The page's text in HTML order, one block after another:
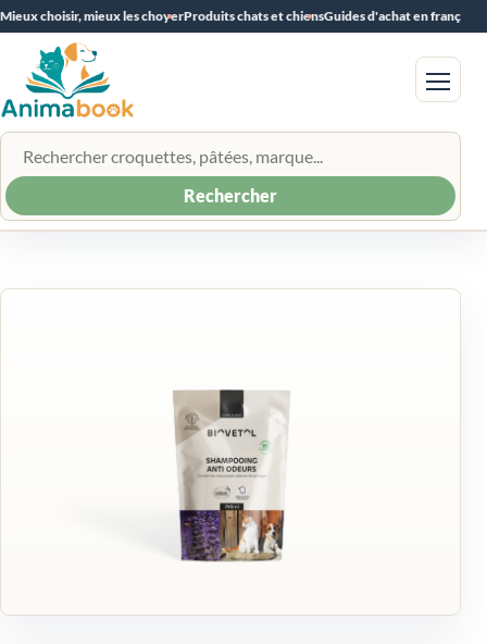
Mieux choisir, mieux les choyerProduits chats et chiensGuides d'achat en français
Rechercher un produit
Rechercher
Menu